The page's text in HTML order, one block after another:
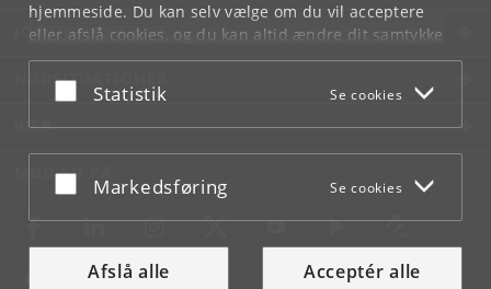
hjemmeside. Du kan selv vælge om du vil acceptere
eller afslå cookies, og du kan altid ændre dit samtykke
underCookie- og privatlivspolitiksom du finder i
bunden af hver side.
Acceptér eller afslå
Statistik Se cookies
Acceptér eller afslå
Markedsføring Se cookies
Afslå alle Acceptér alle
JOB OG KARRIERE
NØDSITUATIONER
WEB
MØD KU PÅ